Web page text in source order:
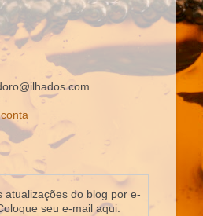
atualizações do blog por e-
seu e-mail aqui: